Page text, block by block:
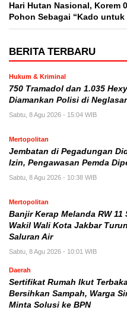
Hari Hutan Nasional, Korem
Pohon Sebagai “Kado untuk
BERITA TERBARU
Hukum & Kriminal
750 Tramadol dan 1.035
Diamankan Polisi di
Sabtu, 8 Agu 2026 - 15:04 WIB
Mertopolitan
Jembatan di Pegadungan
Izin, Pengawasan Pemda
Sabtu, 8 Agu 2026 - 10:38 WIB
Mertopolitan
Banjir Kerap Melanda RW 11
Wakil Wali Kota Jakbar
Saluran Air
Sabtu, 8 Agu 2026 - 10:01 WIB
Daerah
Sertifikat Rumah Ikut
Bersihkan Sampah, Warga
Minta Solusi ke BPN